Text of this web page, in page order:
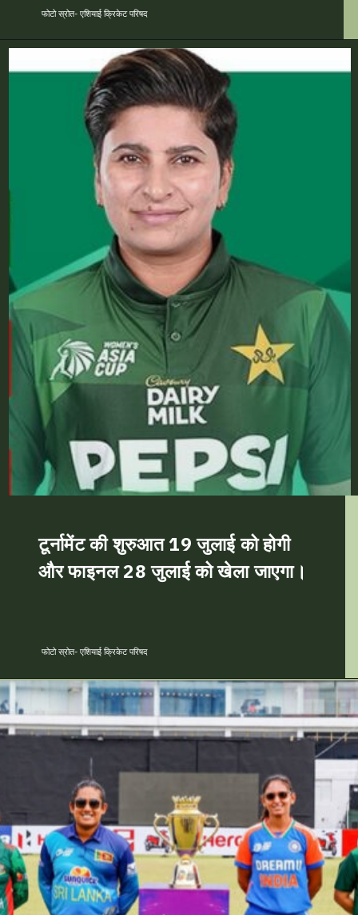
फोटो स्रोत- एशियाई क्रिकेट परिषद
फोटो स्रोत- एशियाई क्रिकेट परिषद
टूर्नामेंट की शुरुआत 19 जुलाई को होगी
और फाइनल 28 जुलाई को खेला जाएगा।